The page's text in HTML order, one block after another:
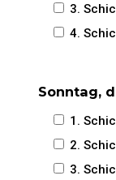
3.
4.
Sonntag,
1.
2.
3.